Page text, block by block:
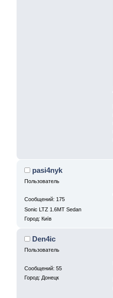
pasi4nyk
Пользователь
Сообщений: 175
Sonic LTZ 1.6MT Sedan
Город: Київ
Den4ic
Пользователь
Сообщений: 55
Город: Донецк